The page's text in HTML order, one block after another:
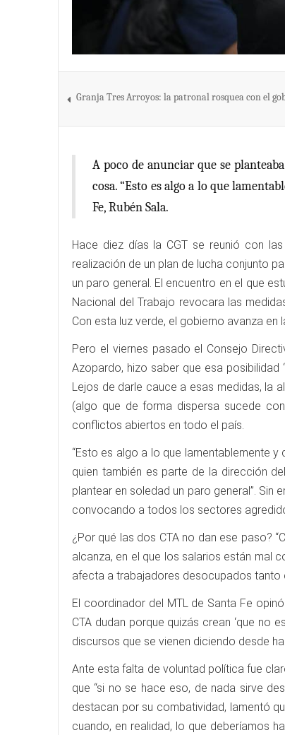
Granja Tres Arroyos: la patronal rosquea con el
A poco de anunciar que se
cosa. “Esto es algo a lo que
Fe, Rubén Sala.
Hace diez días la CGT se reunió con
realización de un plan de lucha conjunto
un paro general. El encuentro en el que
Nacional del Trabajo revocara las
Con esta luz verde, el gobierno avanza
Pero el viernes pasado el Consejo
Azopardo, hizo saber que esa posibilidad
Lejos de darle cauce a esas medidas, la
(algo que de forma dispersa sucede
conflictos abiertos en todo el país.
“Esto es algo a lo que lamentablemente
quien también es parte de la dirección
plantear en soledad un paro general”.
convocando a todos los sectores
¿Por qué las dos CTA no dan ese paso?
alcanza, en el que los salarios están mal
afecta a trabajadores desocupados tanto
El coordinador del MTL de Santa Fe
CTA dudan porque quizás crean ‘que no
discursos que se vienen diciendo desde
Ante esta falta de voluntad política fue
que “si no se hace eso, de nada sirve
destacan por su combatividad, lamentó
cuando, en realidad, lo que deberíamos